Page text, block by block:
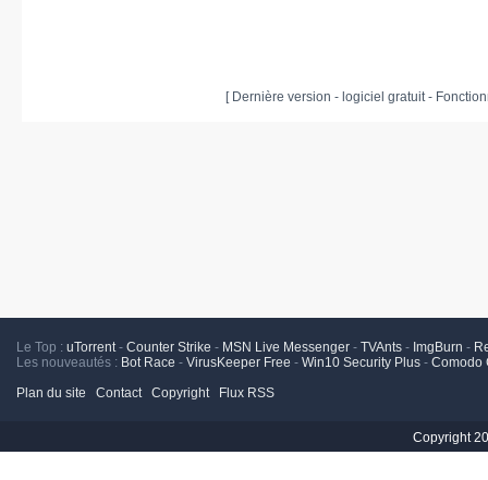
[ Dernière version - logiciel gratuit -
Le Top : uTorrent- Counter Strike - MSN Live Messenger - TVAnts - ImgBurn -
Les nouveautés : Bot Race - VirusKeeper Free - Win10 Security Plus - Comodo
Plan du site
Contact Copyright Flux RSS
Copyright